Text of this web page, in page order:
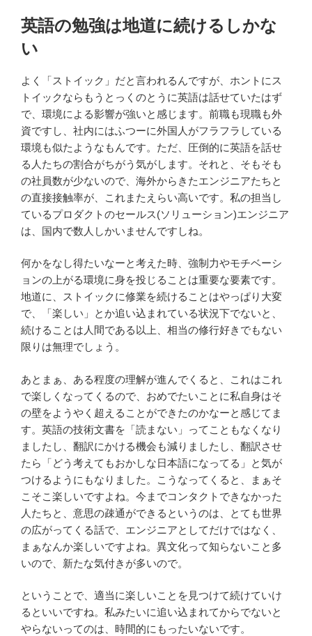
英語の勉強は地道に続けるしかな
い
よく「ストイック」だと言われるんですが、ホントにス
トイックならもうとっくのとうに英語は話せていたはず
で、環境による影響が強いと感じます。前職も現職も外
資ですし、社内にはふつーに外国人がフラフラしている
環境も似たようなもんです。ただ、圧倒的に英語を話せ
る人たちの割合がちがう気がします。それと、そもそも
の社員数が少ないので、海外からきたエンジニアたちと
の直接接触率が、これまたえらい高いです。私の担当し
ているプロダクトのセールス(ソリューション)エンジニア
は、国内で数人しかいませんですしね。
何かをなし得たいなーと考えた時、強制力やモチベーシ
ョンの上がる環境に身を投じることは重要な要素です。
地道に、ストイックに修業を続けることはやっぱり大変
で、「楽しい」とか追い込まれている状況下でないと、
続けることは人間である以上、相当の修行好きでもない
限りは無理でしょう。
あとまぁ、ある程度の理解が進んでくると、これはこれ
で楽しくなってくるので、おめでたいことに私自身はそ
の壁をようやく超えることができたのかなーと感じてま
す。英語の技術文書を「読まない」ってこともなくなり
ましたし、翻訳にかける機会も減りましたし、翻訳させ
たら「どう考えてもおかしな日本語になってる」と気が
つけるようにもなりました。こうなってくると、まぁそ
こそこ楽しいですよね。今までコンタクトできなかった
人たちと、意思の疎通ができるというのは、とても世界
の広がってくる話で、エンジニアとしてだけではなく、
まぁなんか楽しいですよね。異文化って知らないこと多
いので、新たな気付きが多いので。
ということで、適当に楽しいことを見つけて続けていけ
るといいですね。私みたいに追い込まれてからでないと
やらないってのは、時間的にもったいないです。